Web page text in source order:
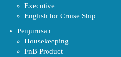
Executive
English for Cruise Ship
Penjurusan
Housekeeping
FnB Product